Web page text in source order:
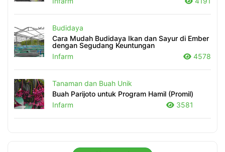
Budidaya
Cara Mudah Budidaya Ikan dan Sayur di Ember
dengan Segudang Keuntungan
Infarm
4578
Tanaman dan Buah Unik
Buah Parijoto untuk Program Hamil (Promil)
Infarm
3581